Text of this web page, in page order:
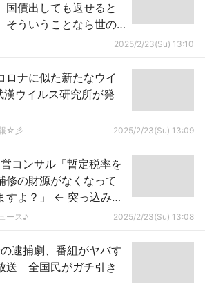
国債出しても返せると
そういうことなら世の
2025/2/23(Su) 13:10
ロナに似た新たなウイ
ウイルス研究所が発
☆彡 2025/2/23(Su) 13:09
コンサル「暫定税率を
修の財源がなくなって
すよ？」 ← 突っ込み殺
ｗｗｗｗｗｗｗｗｗ
ース♪ 2025/2/23(Su) 13:08
逮捕劇、番組がヤバす
送 全国民がガチ引き